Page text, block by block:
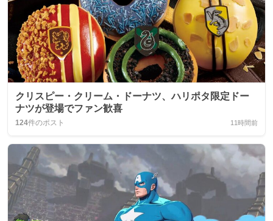
クリスピー・クリーム・ドーナツ、ハリポタ限定ドー
ナツが登場でファン歓喜
124件のポスト 11時間前